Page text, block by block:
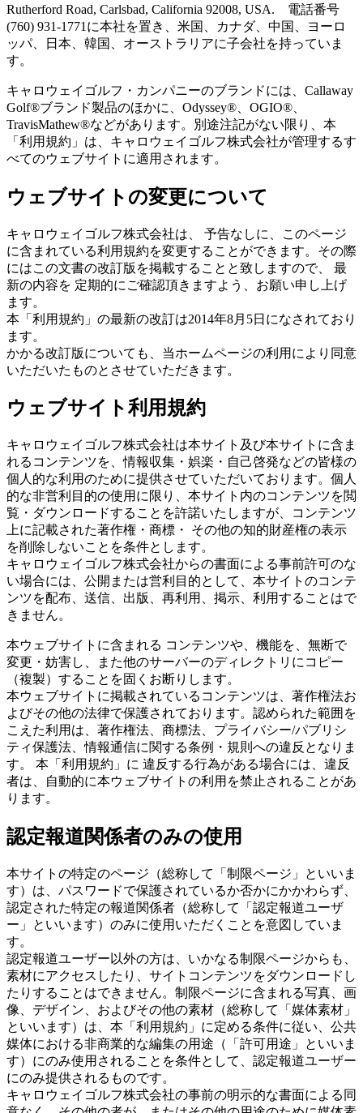
Rutherford Road, Carlsbad, California 92008, USA. 電話番号
(760) 931-1771に本社を置き、米国、カナダ、中国、ヨーロ
ッパ、日本、韓国、オーストラリアに子会社を持っていま
す。
キャロウェイゴルフ・カンパニーのブランドには、Callaway
Golf®ブランド製品のほかに、Odyssey®、OGIO®、
TravisMathew®などがあります。別途注記がない限り、本
「利用規約」は、キャロウェイゴルフ株式会社が管理するす
べてのウェブサイトに適用されます。
ウェブサイトの変更について
キャロウェイゴルフ株式会社は、 予告なしに、このページ
に含まれている利用規約を変更することができます。その際
にはこの文書の改訂版を掲載することと致しますので、 最
新の内容を 定期的にご確認頂きますよう、お願い申し上げ
ます。
本「利用規約」の最新の改訂は2014年8月5日になされており
ます。
かかる改訂版についても、当ホームページの利用により同意
いただいたものとさせていただきます。
ウェブサイト利用規約
キャロウェイゴルフ株式会社は本サイト及び本サイトに含ま
れるコンテンツを、情報収集・娯楽・自己啓発などの皆様の
個人的な利用のために提供させていただいております。個人
的な非営利目的の使用に限り、本サイト内のコンテンツを閲
覧・ダウンロードすることを許諾いたしますが、コンテンツ
上に記載された著作権・商標・ その他の知的財産権の表示
を削除しないことを条件とします。
キャロウェイゴルフ株式会社からの書面による事前許可のな
い場合には、公開または営利目的として、本サイトのコンテ
ンツを配布、送信、出版、再利用、掲示、利用することはで
きません。
本ウェブサイトに含まれる コンテンツや、機能を、無断で
変更・妨害し、また他のサーバーのディレクトリにコピー
（複製）することを固くお断りします。
本ウェブサイトに掲載されているコンテンツは、著作権法お
よびその他の法律で保護されております。認められた範囲を
こえた利用は、著作権法、商標法、プライバシー/パブリシ
ティ保護法、情報通信に関する条例・規則への違反となりま
す。 本「利用規約」に 違反する行為がある場合には、違反
者は、自動的に本ウェブサイトの利用を禁止されることがあ
ります。
認定報道関係者のみの使用
本サイトの特定のページ（総称して「制限ページ」といいま
す）は、パスワードで保護されているか否かにかかわらず、
認定された特定の報道関係者（総称して「認定報道ユーザ
ー」といいます）のみに使用いただくことを意図していま
す。
認定報道ユーザー以外の方は、いかなる制限ページからも、
素材にアクセスしたり、サイトコンテンツをダウンロードし
たりすることはできません。制限ページに含まれる写真、画
像、デザイン、およびその他の素材（総称して「媒体素材」
といいます）は、本「利用規約」に定める条件に従い、公共
媒体における非商業的な編集の用途（「許可用途」といいま
す）にのみ使用されることを条件として、認定報道ユーザー
にのみ提供されるものです。
キャロウェイゴルフ株式会社の事前の明示的な書面による同